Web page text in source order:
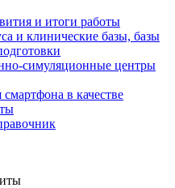
и итоги работы
и клинические базы, базы
симуляционные центры
в качестве